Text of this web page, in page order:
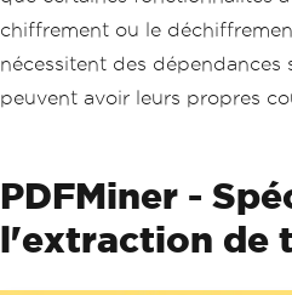
chiffrement ou le
nécessitent des dépendances
peuvent avoir leurs propres
PDFMiner -
l'extraction de